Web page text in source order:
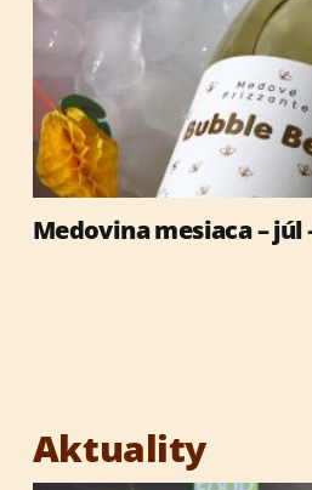
Medovina mesiaca – júl
Aktuality